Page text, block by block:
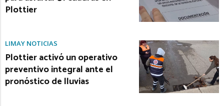
Plottier
LIMAY NOTICIAS
Plottier activó un operativo
preventivo integral ante el
pronóstico de lluvias